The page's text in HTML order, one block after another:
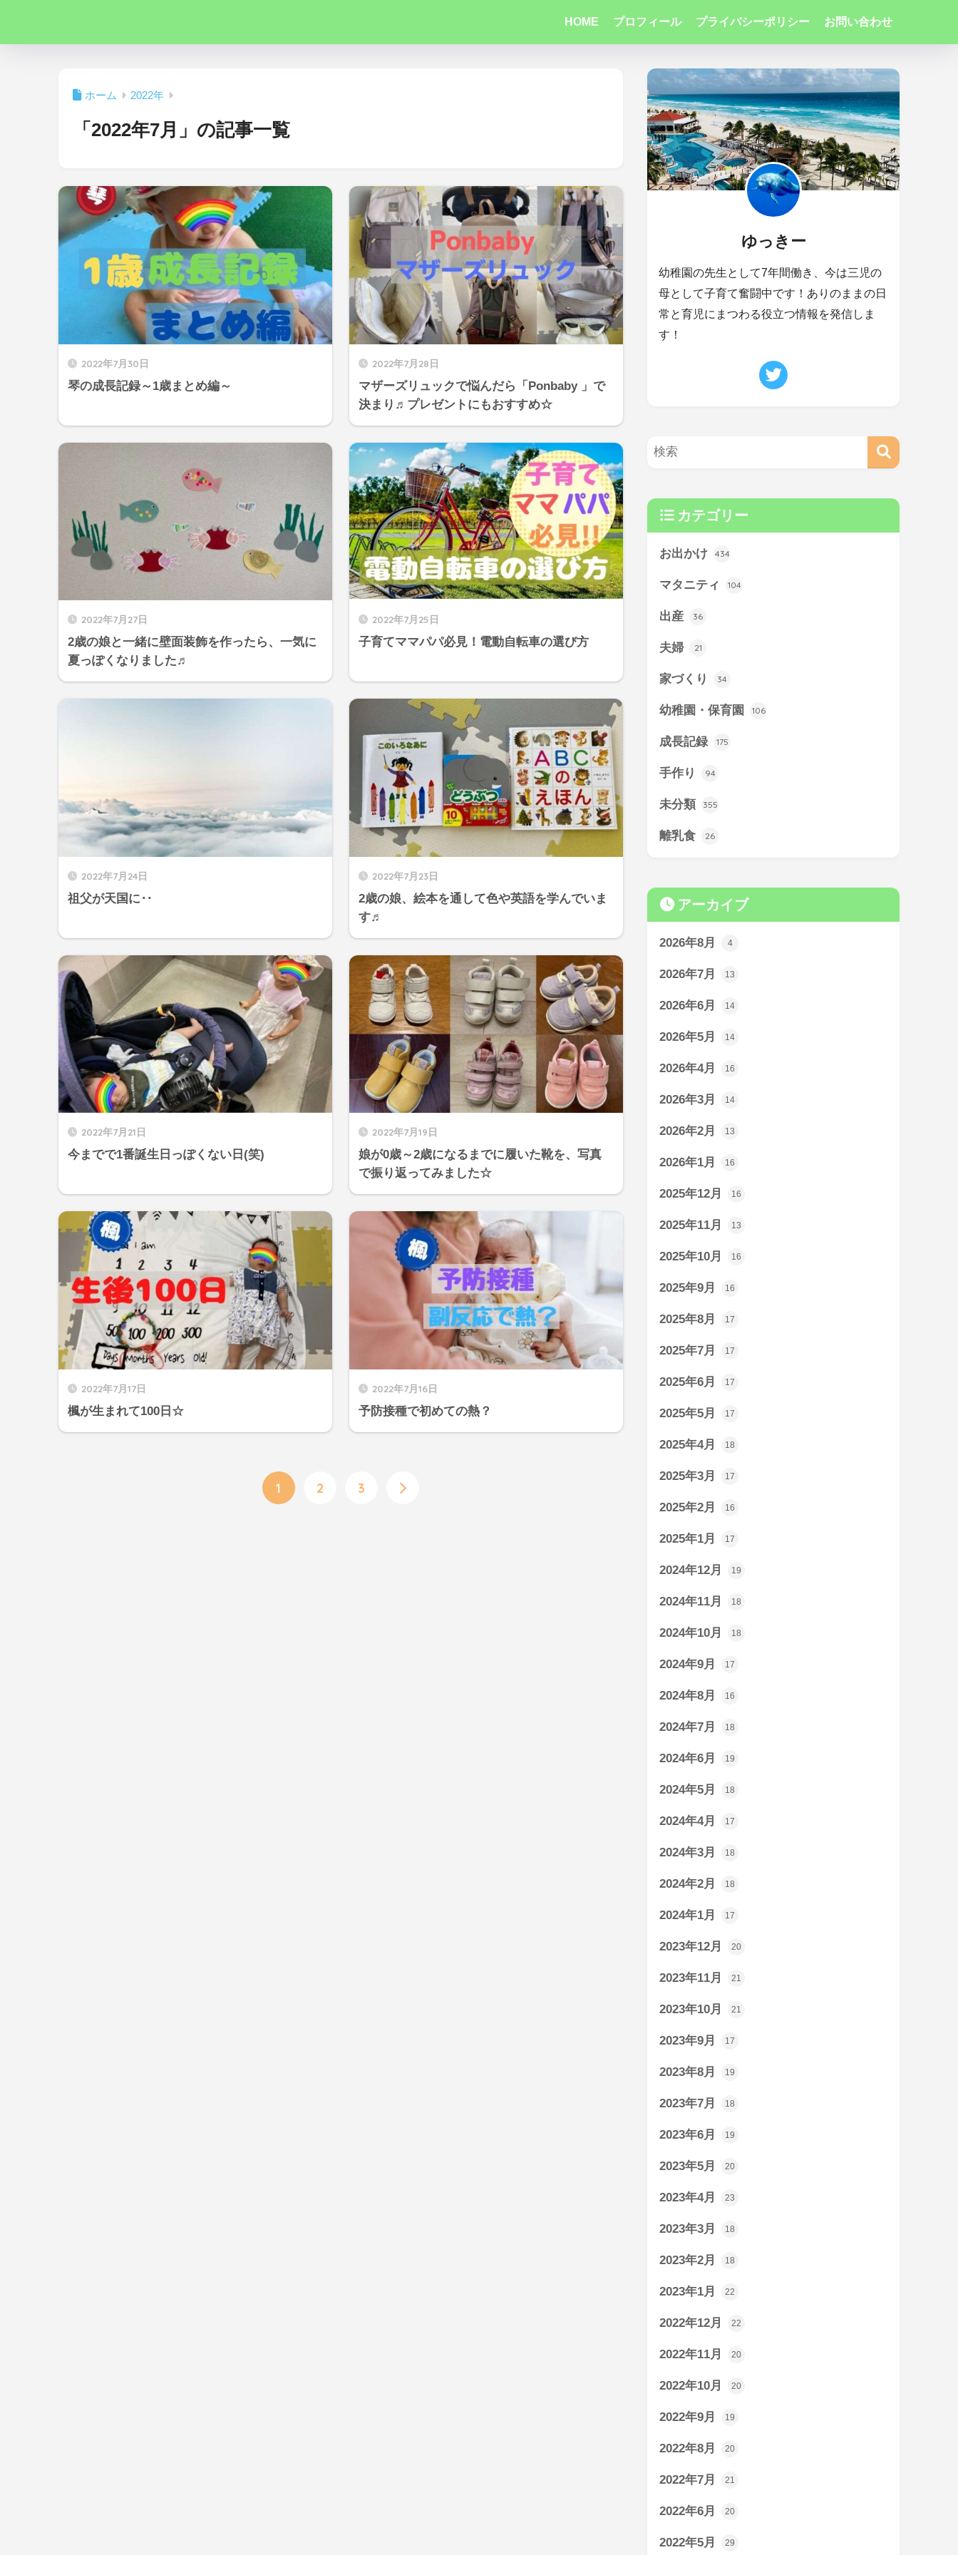
HOME プロフィール プライバシーポリシー お問い合わせ
ホーム 2022年
「2022年7月」の記事一覧
2022年7月30日
琴の成長記録～1歳まとめ編～
2022年7月28日
マザーズリュックで悩んだら「Ponbaby 」で
決まり♬プレゼントにもおすすめ☆
2022年7月27日
2歳の娘と一緒に壁面装飾を作ったら、一気に
夏っぽくなりました♬
2022年7月25日
子育てママパパ必見！電動自転車の選び方
2022年7月24日
祖父が天国に‥
2022年7月23日
2歳の娘、絵本を通して色や英語を学んでいま
す♬
2022年7月21日
今までで1番誕生日っぽくない日(笑)
2022年7月19日
娘が0歳～2歳になるまでに履いた靴を、写真
で振り返ってみました☆
2022年7月17日
楓が生まれて100日☆
2022年7月16日
予防接種で初めての熱？
1 2 3
ゆっきー
幼稚園の先生として7年間働き、今は三児の
母として子育て奮闘中です！ありのままの日
常と育児にまつわる役立つ情報を発信しま
す！
カテゴリー
お出かけ 434
マタニティ 104
出産 36
夫婦 21
家づくり 34
幼稚園・保育園 106
成長記録 175
手作り 94
未分類 355
離乳食 26
アーカイブ
2026年8月 4
2026年7月 13
2026年6月 14
2026年5月 14
2026年4月 16
2026年3月 14
2026年2月 13
2026年1月 16
2025年12月 16
2025年11月 13
2025年10月 16
2025年9月 16
2025年8月 17
2025年7月 17
2025年6月 17
2025年5月 17
2025年4月 18
2025年3月 17
2025年2月 16
2025年1月 17
2024年12月 19
2024年11月 18
2024年10月 18
2024年9月 17
2024年8月 16
2024年7月 18
2024年6月 19
2024年5月 18
2024年4月 17
2024年3月 18
2024年2月 18
2024年1月 17
2023年12月 20
2023年11月 21
2023年10月 21
2023年9月 17
2023年8月 19
2023年7月 18
2023年6月 19
2023年5月 20
2023年4月 23
2023年3月 18
2023年2月 18
2023年1月 22
2022年12月 22
2022年11月 20
2022年10月 20
2022年9月 19
2022年8月 20
2022年7月 21
2022年6月 20
2022年5月 29